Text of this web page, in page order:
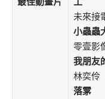
未來接
小蟲蟲
零壹影
我朋友
林奕伶
落雺